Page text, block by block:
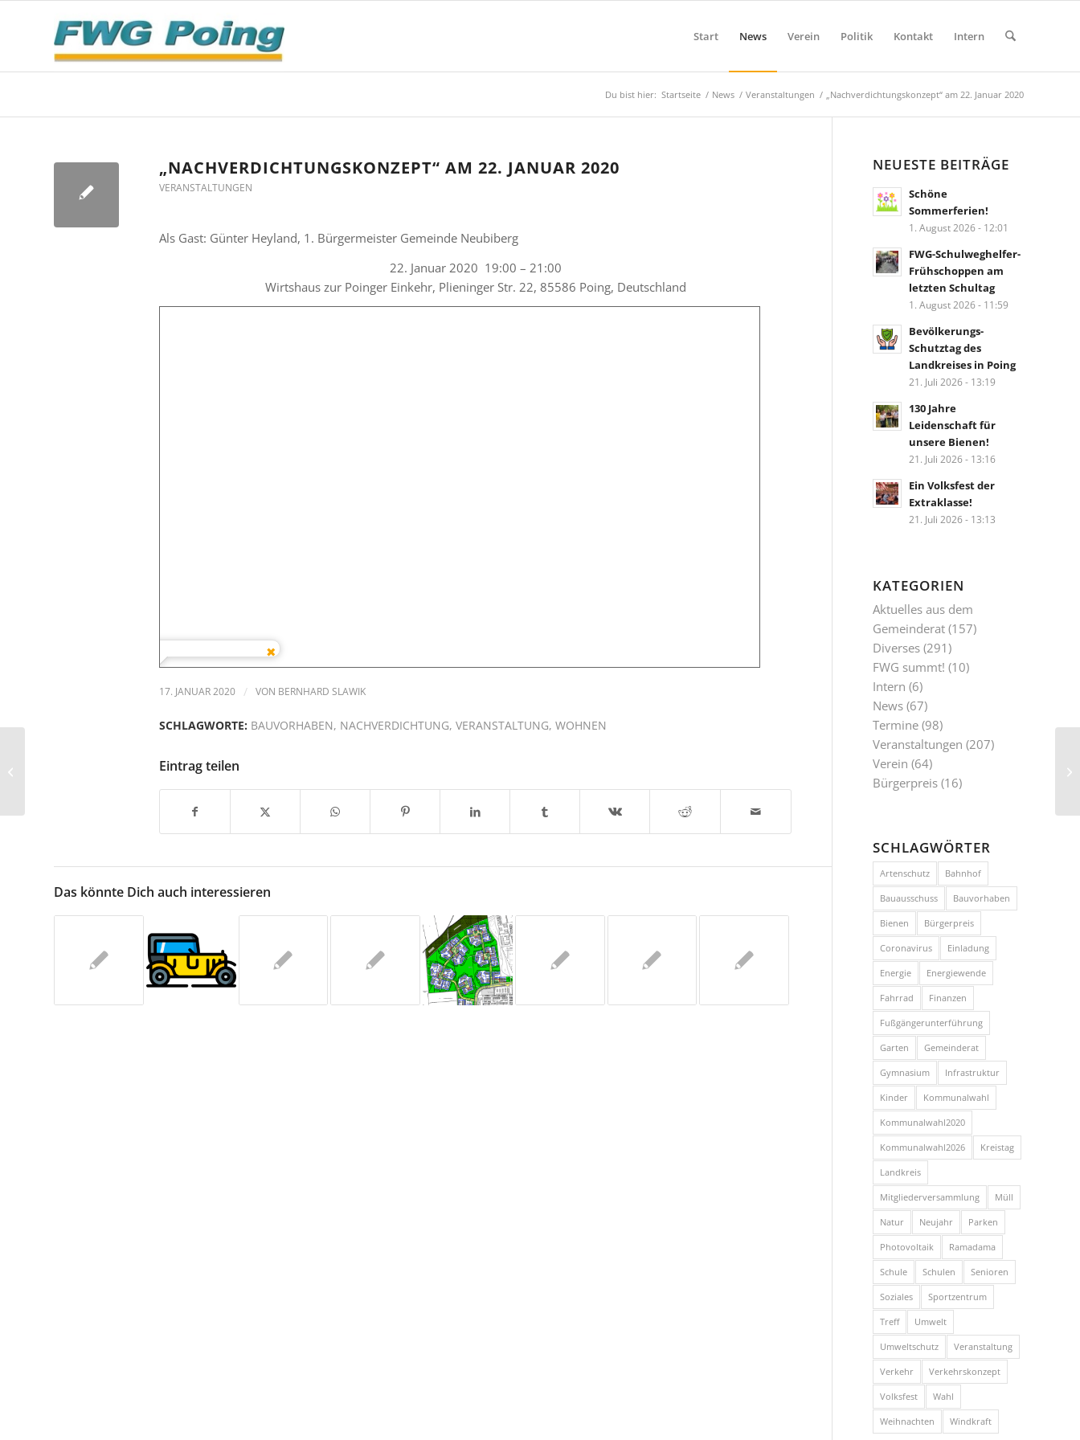
Start News Verein Politik Kontakt Intern
Du bist hier: Startseite / News / Veranstaltungen / „Nachverdichtungskonzept“ am 22. Januar 2020
„NACHVERDICHTUNGSKONZEPT“ AM 22. JANUAR 2020
VERANSTALTUNGEN
Als Gast: Günter Heyland, 1. Bürgermeister Gemeinde Neubiberg
22. Januar 2020 19:00 – 21:00
Wirtshaus zur Poinger Einkehr, Plieninger Str. 22, 85586 Poing, Deutschland
17. JANUAR 2020 / VON BERNHARD SLAWIK
SCHLAGWORTE: BAUVORHABEN, NACHVERDICHTUNG, VERANSTALTUNG, WOHNEN
Eintrag teilen
Das könnte Dich auch interessieren
NEUESTE BEITRÄGE
Schöne
Sommerferien!
1. August 2026 - 12:01
FWG-Schulweghelfer-
Frühschoppen am
letzten Schultag
1. August 2026 - 11:59
Bevölkerungs-
Schutztag des
Landkreises in Poing
21. Juli 2026 - 13:19
130 Jahre
Leidenschaft für
unsere Bienen!
21. Juli 2026 - 13:16
Ein Volksfest der
Extraklasse!
21. Juli 2026 - 13:13
KATEGORIEN
Aktuelles aus dem
Gemeinderat (157)
Diverses (291)
FWG summt! (10)
Intern (6)
News (67)
Termine (98)
Veranstaltungen (207)
Verein (64)
Bürgerpreis (16)
SCHLAGWÖRTER
Artenschutz Bahnhof
Bauausschuss Bauvorhaben
Bienen Bürgerpreis
Coronavirus Einladung
Energie Energiewende
Fahrrad Finanzen
Fußgängerunterführung
Garten Gemeinderat
Gymnasium Infrastruktur
Kinder Kommunalwahl
Kommunalwahl2020
Kommunalwahl2026 Kreistag
Landkreis
Mitgliederversammlung Müll
Natur Neujahr Parken
Photovoltaik Ramadama
Schule Schulen Senioren
Soziales Sportzentrum
Treff Umwelt
Umweltschutz Veranstaltung
Verkehr Verkehrskonzept
Volksfest Wahl
Weihnachten Windkraft
„Verkehrskonzepte für Poing“ am 17.